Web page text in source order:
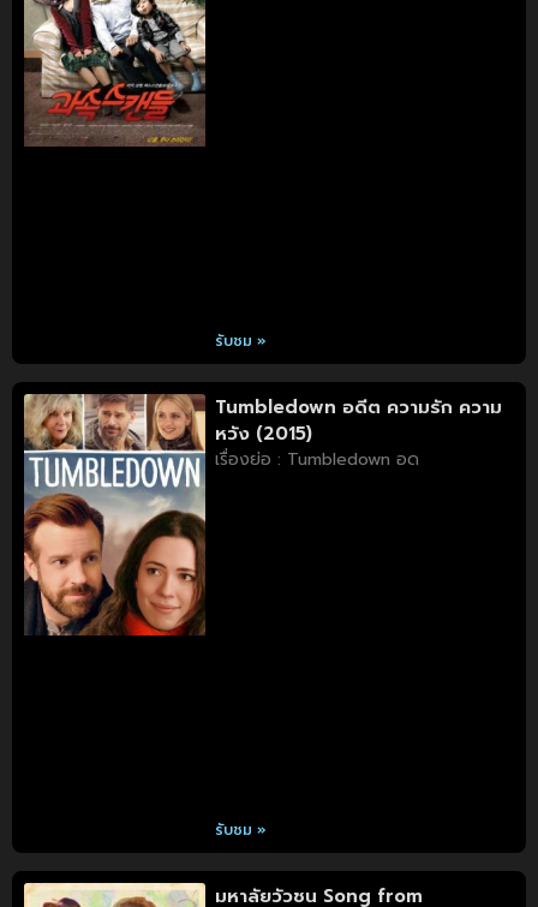
รับชม »
Tumbledown อดีต ความรัก ความ
หวัง (2015)
เรื่องย่อ : Tumbledown อด
รับชม »
มหาลัยวัวชน Song from